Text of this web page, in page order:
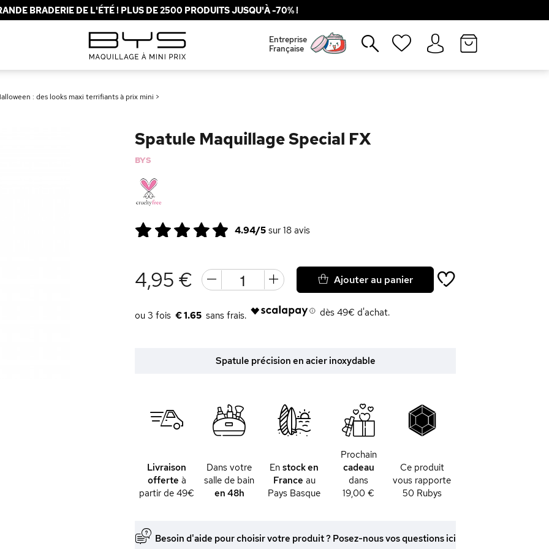
BRADERIE DE L'ÉTÉ ! PLUS DE 2500 PRODUITS JUSQU'À -70% !
Entreprise
Française
: des looks maxi terrifiants à prix mini >
Spatule Maquillage Special FX
BYS
4.94/5sur 18avis
4,95 €
€ 1.65 dès 49€ d'achat.
Ajouter au panier
Spatule précision en acier inoxydable
Livraison
offerte à
partir de 49€
Dans votre
salle de bain
en 48h
Enstock en
France au
Pays Basque
Prochain
cadeau
dans
19,00 €
Ce produit
vous rapporte
50 Rubys
Besoin d'aide pour choisir votre produit ? Posez-nous vos questions ici